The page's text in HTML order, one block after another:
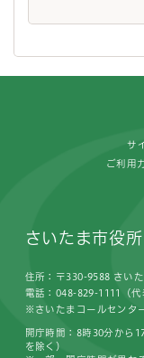
サ
ご利用
さいたま市役所
住所：〒330-9588 さい
電話：048-829-1111（代
※さいたまコールセンタ
開庁時間：8時30分から
を除く）